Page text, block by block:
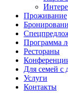
Проживание
Программа
Рестораны
Для семей с
Услуги
Контакты